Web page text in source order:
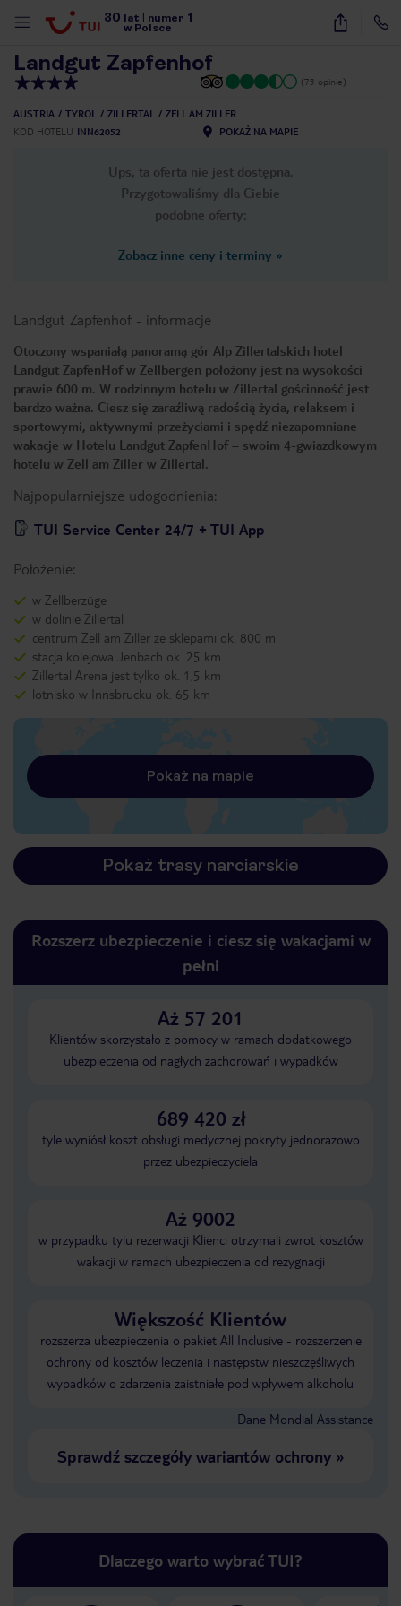
30 lat numer 1
w Polsce
12
Landgut Zapfenhof
(73 opinie)
AUSTRIA TYROL ZILLERTAL
ZELL AM ZILLER
KOD HOTELU INN62052 POKAŻ NA MAPIE
Ups, ta oferta nie jest dostępna.
Przygotowaliśmy dla Ciebie
podobne oferty:
Zobacz inne ceny i terminy »
Landgut Zapfenhof- informacje
Otoczony wspaniałą panoramą gór Alp Zillertalskich hotel
Landgut ZapfenHof w Zellbergen położony jest na wysokości
prawie 600 m. W rodzinnym hotelu w Zillertal gościnność jest
bardzo ważna. Ciesz się zaraźliwą radością życia, relaksem i
sportowymi, aktywnymi przeżyciami i spędź niezapomniane
wakacje w Hotelu Landgut ZapfenHof – swoim 4-gwiazdkowym
hotelu w Zell am Ziller w Zillertal.
Najpopularniejsze udogodnienia:
TUI Service Center 24/7 + TUI App
Położenie:
w Zellberzüge
w dolinie Zillertal
centrum Zell am Ziller ze sklepami ok. 800 m
stacja kolejowa Jenbach ok. 25 km
Zillertal Arena jest tylko ok. 1,5 km
lotnisko w Innsbrucku ok. 65 km
Pokaż na mapie
Pokaż trasy narciarskie
Rozszerz ubezpieczenie i ciesz się wakacjami w
pełni
Aż 57 201
Klientów skorzystało z pomocy w ramach dodatkowego
ubezpieczenia od nagłych zachorowań i wypadków
689 420 zł
tyle wyniósł koszt obsługi medycznej pokryty jednorazowo
przez ubezpieczyciela
Aż 9002
w przypadku tylu rezerwacji Klienci otrzymali zwrot kosztów
wakacji w ramach ubezpieczenia od rezygnacji
Większość Klientów
rozszerza ubezpieczenia o pakiet All Inclusive - rozszerzenie
ochrony od kosztów leczenia i następstw nieszczęśliwych
wypadków o zdarzenia zaistniałe pod wpływem alkoholu
Dane Mondial Assistance
Sprawdź szczegóły wariantów ochrony»
Dlaczego warto wybrać TUI?